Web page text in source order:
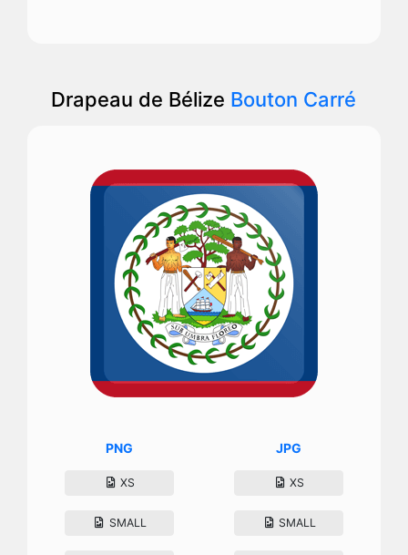
Drapeau de Bélize Bouton Carré
PNG
XS
SMALL
JPG
XS
SMALL